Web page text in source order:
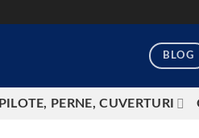
BLOG
PILOTE, PERNE, CUVERTURI